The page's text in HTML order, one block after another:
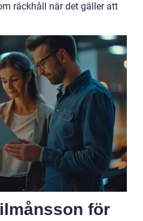
räckhåll när det gäller att
för